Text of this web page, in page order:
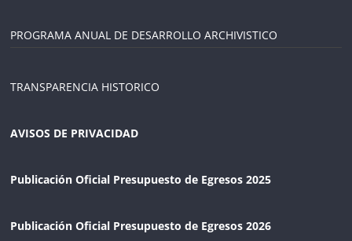
PROGRAMA ANUAL DE DESARROLLO ARCHIVISTICO
TRANSPARENCIA HISTORICO
AVISOS DE PRIVACIDAD
Publicación Oficial Presupuesto de Egresos 2025
Publicación Oficial Presupuesto de Egresos 2026